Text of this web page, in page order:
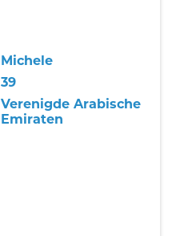
Michele
39
Verenigde Arabische
Emiraten